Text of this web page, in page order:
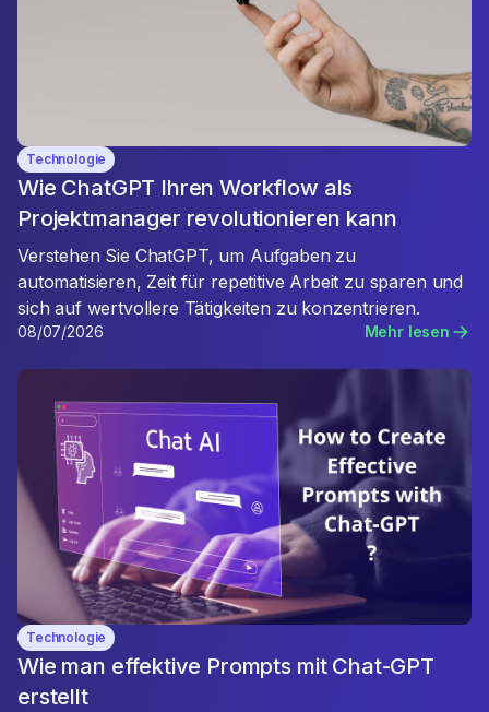
Technologie
Wie ChatGPT Ihren Workflow als
Projektmanager revolutionieren kann
Verstehen Sie ChatGPT, um Aufgaben zu
automatisieren, Zeit für repetitive Arbeit zu sparen und
sich auf wertvollere Tätigkeiten zu konzentrieren.
08/07/2026 Mehr lesen
Technologie
Wie man effektive Prompts mit Chat-GPT
erstellt